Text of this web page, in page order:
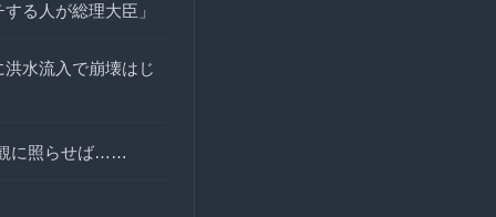
る人が総理大臣」
水流入で崩壊はじ
観に照らせば……